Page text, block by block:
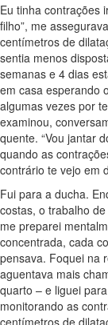
Eu tinha contrações
filho”, me
centímetros de
sentia menos
semanas e 4 dias
em casa esperando
algumas vezes por
examinou,
quente. “Vou jantar
quando as
contrário te vejo em
Fui para a ducha.
costas, o trabalho
me preparei
concentrada, cada
pensava. Foquei na
aguentava mais
quarto – e liguei
monitorando as
centímetros de